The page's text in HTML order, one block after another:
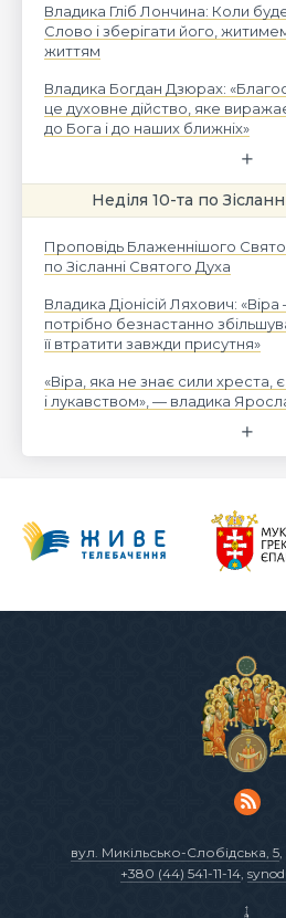
Владика Гліб Лончина: Коли
Слово і зберігати його,
життям
Владика Богдан Дзюрах:
це духовне дійство, яке
до Бога і до наших ближніх»
Неділя 10-та по
Проповідь Блаженнішого
по Зісланні Святого Духа
Владика Діонісій Ляхович:
потрібно безнастанно
її втратити завжди присутня»
«Віра, яка не знає сили хреста,
і лукавством», — владика
вул. Микільсько-Слобідська, 5
+380 (44) 541-11-14,